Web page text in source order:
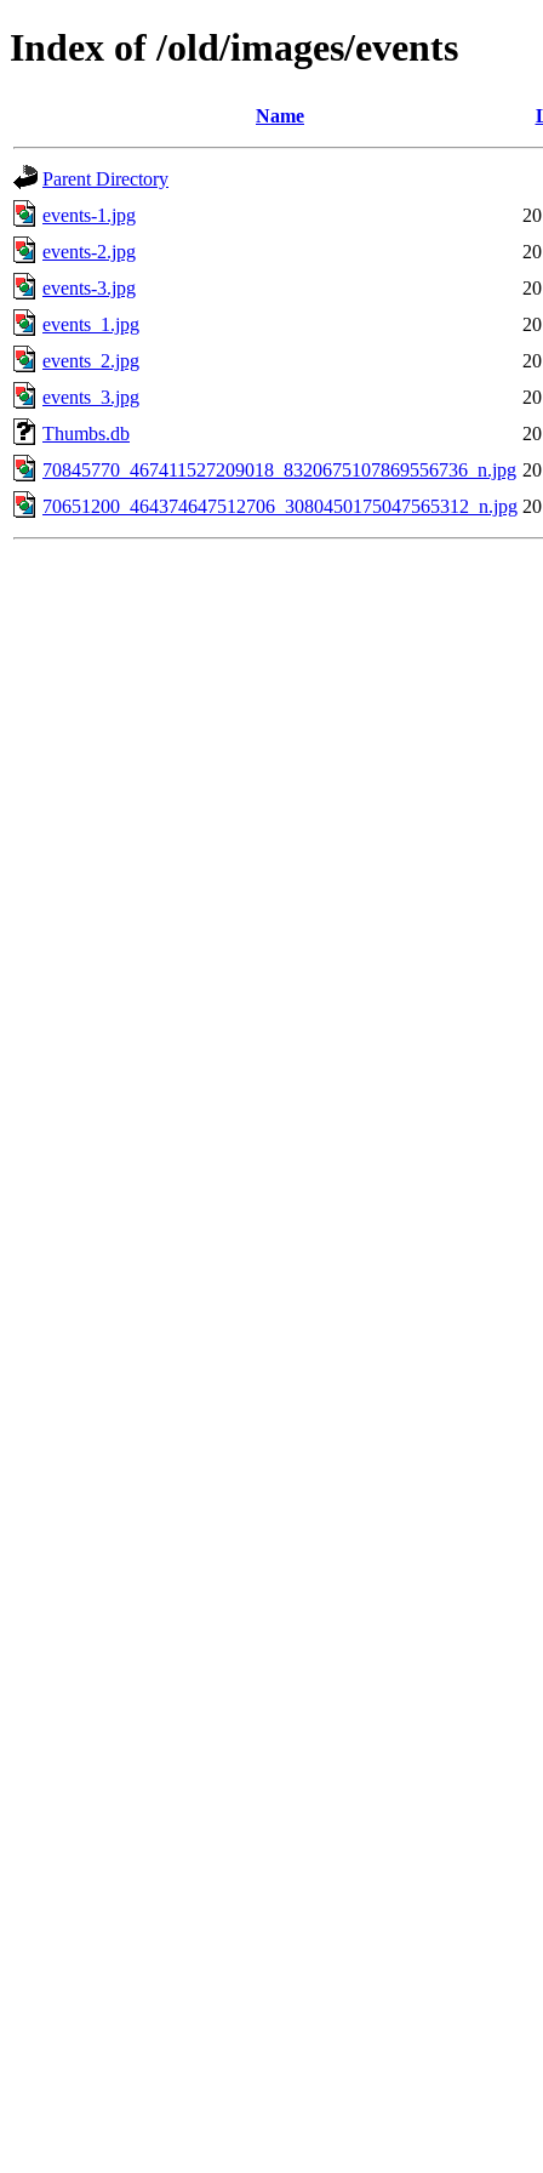
Index of /old/images/events
Name
Parent Directory
events-1.jpg
events-2.jpg
events-3.jpg
events_1.jpg
events_2.jpg
events_3.jpg
Thumbs.db
70845770_467411527209018_8320675107869556736_n.jpg
70651200_464374647512706_3080450175047565312_n.jpg